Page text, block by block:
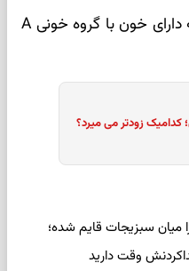
این افراد می‌توانند به کسانی که دارای خون با گروه خونی A
کدامیک زودتر می میرد؟
میان سبزیجات قایم شده؛